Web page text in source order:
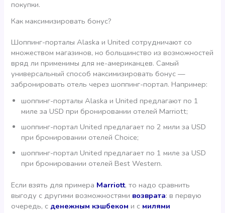
покупки.
Как максимизировать бонус?
Шоппинг-порталы Alaska и United сотрудничают со
множеством магазинов, но большинство из возможностей
вряд ли применимы для не-американцев. Самый
универсальный способ максимизировать бонус —
забронировать отель через шоппинг-портал. Например:
шоппинг-порталы Alaska и United предлагают по 1
миле за USD при бронировании отелей Marriott;
шоппинг-портал United предлагает по 2 мили за USD
при бронировании отелей Choice;
шоппинг-портал United предлагает по 1 миле за USD
при бронировании отелей Best Western.
Если взять для примера Marriott, то надо сравнить
выгоду с другими возможностями возврата: в первую
очередь, с денежным кэшбеком и с милями